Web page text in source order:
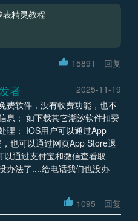
表精灵教程
15891 回复
者
2025-11-19
费软件，没有收费功能，也不
息； 如下载其它潮汐软件扣费
理： IOS用户可以通过App
也可以通过网页App Store退
通过支付宝和微信查看取
办法了....给电话我们也没办
1095 回复